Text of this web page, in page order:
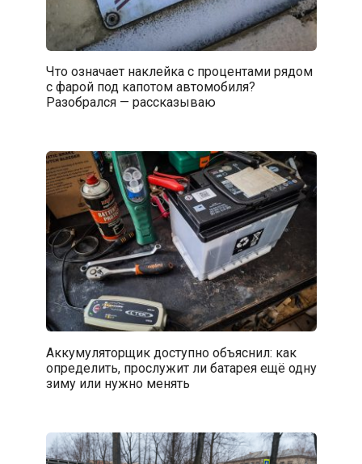
Что означает наклейка с процентами рядом
с фарой под капотом автомобиля?
Разобрался — рассказываю
Аккумуляторщик доступно объяснил: как
определить, прослужит ли батарея ещё одну
зиму или нужно менять